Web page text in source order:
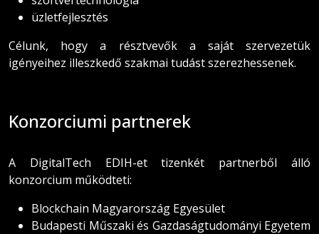
üzletfejlesztés
Célunk, hogy a résztvevők a saját szervezetük
igényeihez illeszkedő szakmai tudást szerezhessenek.
Konzorciumi partnerek
A DigitalTech EDIH-et tizenkét partnerből álló
konzorcium működteti:
Blockchain Magyarország Egyesület
Budapesti Műszaki és Gazdaságtudományi Egyetem